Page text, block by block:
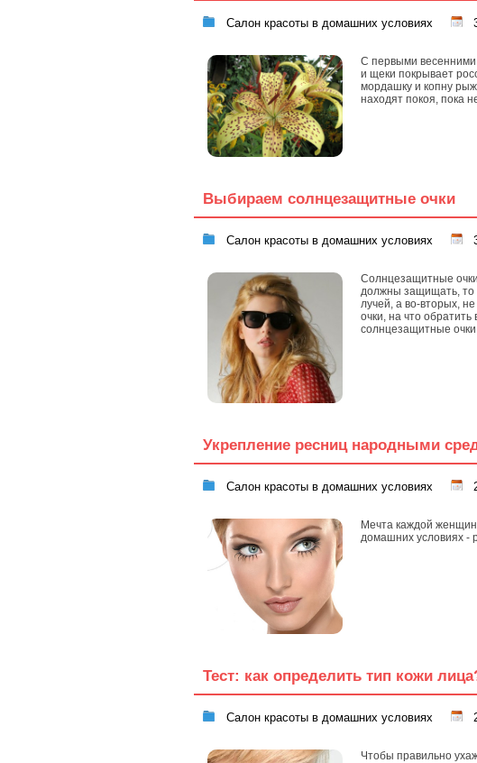
Салон красоты в домашних условиях
С первыми весенними
и щеки покрывает
мордашку и копну
находят покоя, пока
Выбираем солнцезащитные очки
Салон красоты в домашних условиях
Солнцезащитные
должны защищать, то
лучей, а во-вторых,
очки, на что
солнцезащитные
Укрепление ресниц народными
Салон красоты в домашних условиях
Мечта каждой
домашних условиях -
Тест: как определить тип кожи
Салон красоты в домашних условиях
Чтобы правильно